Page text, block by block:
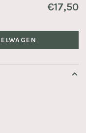
€17,50